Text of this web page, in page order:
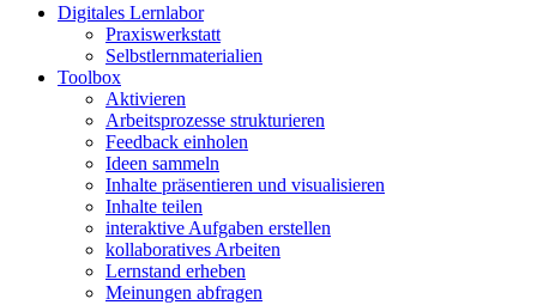
Digitales Lernlabor
Praxiswerkstatt
Selbstlernmaterialien
Toolbox
Aktivieren
Arbeitsprozesse strukturieren
Feedback einholen
Ideen sammeln
Inhalte präsentieren und visualisieren
Inhalte teilen
interaktive Aufgaben erstellen
kollaboratives Arbeiten
Lernstand erheben
Meinungen abfragen